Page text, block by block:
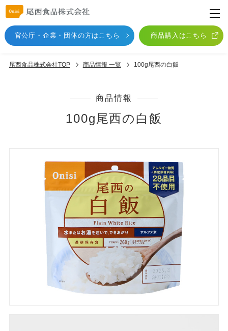
官公庁・企業・団体の方はこちら 商品購入はこちら
尾西食品株式会社TOP 商品情報 一覧 100g尾西の白飯
商品情報
100g尾西の白飯